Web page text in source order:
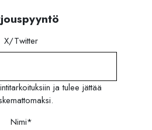
X/Twitter
ja tulee jättää
Nimi*